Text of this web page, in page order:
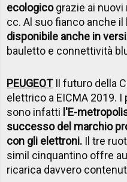
ecologicograzie ai nuovi
cc. Al suo fianco anche
disponibile anche in
bauletto e connettività
PEUGEOT Il futuro della
elettrico a EICMA 2019.
sono infatti l'E-
successo del marchio
con gli elettroni. Il tre
simil cinquantino offre
ricarica davvero